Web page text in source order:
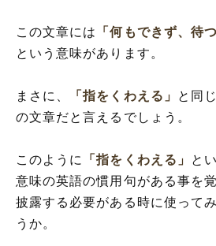
この文章には
「何もできず、待
という意味があります。
まさに、 「指をくわえる」
と同
の文章だと言えるでしょう。
このように 「指をくわえる」
と
意味の英語の慣用句がある事を
披露する必要がある時に使って
うか。